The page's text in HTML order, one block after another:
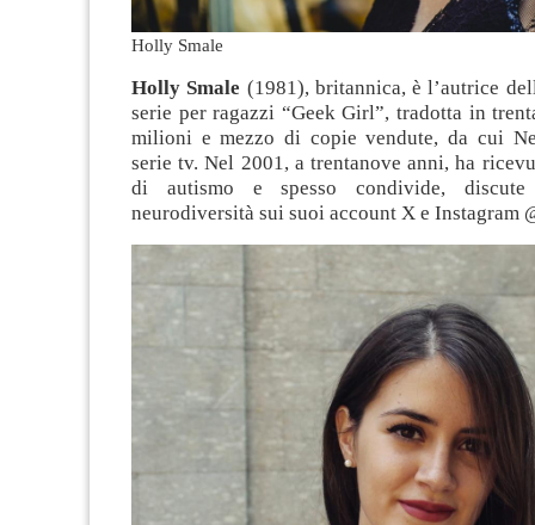
Holly Smale
Holly Smale (1981), britannica, è l’autrice
serie per ragazzi “Geek Girl”, tradotta in
milioni e mezzo di copie vendute, da cui
serie tv. Nel 2001, a trentanove anni, ha
di autismo e spesso condivide,
neurodiversità sui suoi account X e Instagram